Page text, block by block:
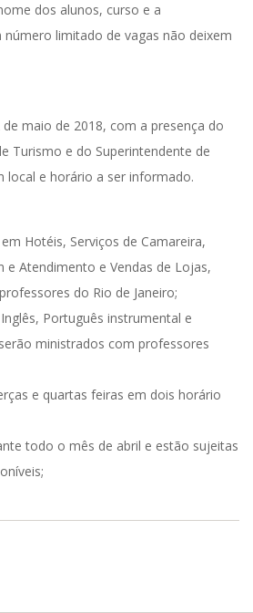
dos alunos, curso e a
limitado de vagas não deixem
maio de 2018, com a presença do
Turismo e do Superintendente de
local e horário a ser informado.
Hotéis, Serviços de Camareira,
e Atendimento e Vendas de Lojas,
do Rio de Janeiro;
Português instrumental e
ministrados com professores
e quartas feiras em dois horário
todo o mês de abril e estão sujeitas